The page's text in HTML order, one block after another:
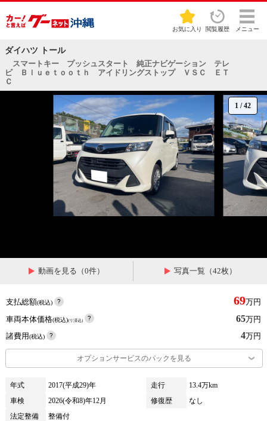
お気に入り 閲覧履歴 メニュー
ダイハツ トール
スマートキー プッシュスタート 純正ナビゲーション テレ
ビ Ｂｌｕｅｔｏｏｔｈ アイドリングストップ ＶＳＣ ＥＴ
Ｃ
1 /42
動画を見る（0件） 写真一覧（42枚）
支払総額(税込) 69万円
車両本体価格(税込)(リ済込) 65万円
諸費用(税込) 4万円
オプションサービスのパックを見る
年式 2017(平成29)年 走行
13.4万km
車検
2026(令和8)年12月 修復歴
なし
法定整備
整備付